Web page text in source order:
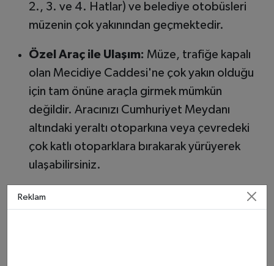
2., 3. ve 4. Hatlar) ve belediye otobüsleri
müzenin çok yakınından geçmektedir.
Özel Araç ile Ulaşım: Müze, trafiğe kapalı
olan Mecidiye Caddesi'ne çok yakın olduğu
için tam önüne araçla girmek mümkün
değildir. Aracınızı Cumhuriyet Meydanı
altındaki yeraltı otoparkına veya çevredeki
çok katlı otoparklara bırakarak yürüyerek
ulaşabilirsiniz.
Reklam